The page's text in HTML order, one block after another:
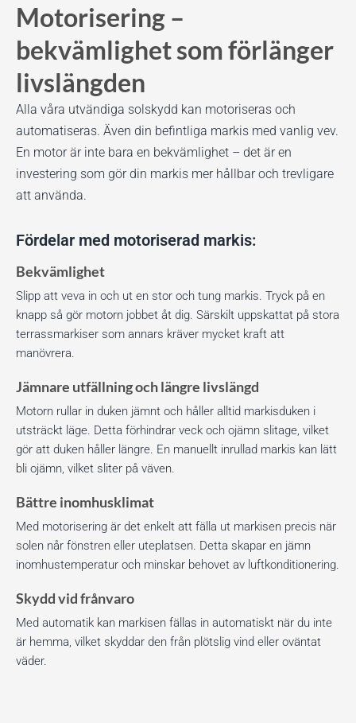
Motorisering –
bekvämlighet som förlänger
livslängden
Alla våra utvändiga solskydd kan motoriseras och
automatiseras. Även din befintliga markis med vanlig vev.
En motor är inte bara en bekvämlighet – det är en
investering som gör din markis mer hållbar och trevligare
att använda.
Fördelar med motoriserad markis:
Bekvämlighet
Slipp att veva in och ut en stor och tung markis. Tryck på en
knapp så gör motorn jobbet åt dig. Särskilt uppskattat på stora
terrassmarkiser som annars kräver mycket kraft att
manövrera.
Jämnare utfällning och längre livslängd
Motorn rullar in duken jämnt och håller alltid markisduken i
utsträckt läge. Detta förhindrar veck och ojämn slitage, vilket
gör att duken håller längre. En manuellt inrullad markis kan lätt
bli ojämn, vilket sliter på väven.
Bättre inomhusklimat
Med motorisering är det enkelt att fälla ut markisen precis när
solen når fönstren eller uteplatsen. Detta skapar en jämn
inomhustemperatur och minskar behovet av luftkonditionering.
Skydd vid frånvaro
Med automatik kan markisen fällas in automatiskt när du inte
är hemma, vilket skyddar den från plötslig vind eller oväntat
väder.